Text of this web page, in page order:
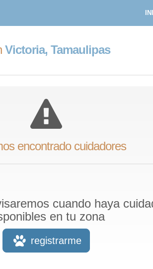
Victoria, Tamaulipas
encontrado cuidadores
cuando haya
en tu zona
registrarme